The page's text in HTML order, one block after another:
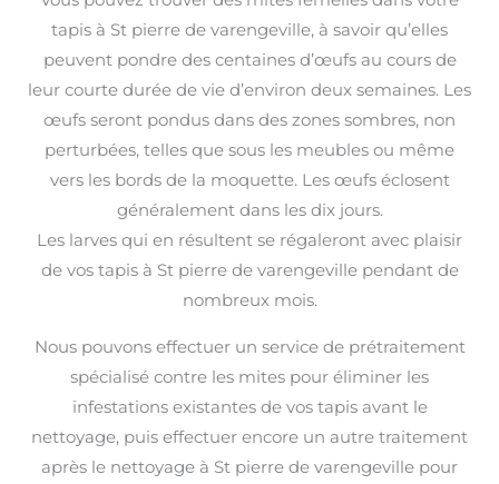
tapis à St pierre de varengeville, à savoir qu’elles
peuvent pondre des centaines d’œufs au cours de
leur courte durée de vie d’environ deux semaines. Les
œufs seront pondus dans des zones sombres, non
perturbées, telles que sous les meubles ou même
vers les bords de la moquette. Les œufs éclosent
généralement dans les dix jours.
Les larves qui en résultent se régaleront avec plaisir
de vos tapis à St pierre de varengeville pendant de
nombreux mois.
Nous pouvons effectuer un service de prétraitement
spécialisé contre les mites pour éliminer les
infestations existantes de vos tapis avant le
nettoyage, puis effectuer encore un autre traitement
après le nettoyage à St pierre de varengeville pour